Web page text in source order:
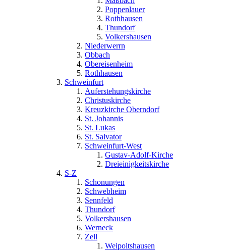
Poppenlauer
Rothhausen
Thundorf
Volkershausen
Niederwerrn
Obbach
Obereisenheim
Rothhausen
Schweinfurt
Auferstehungskirche
Christuskirche
Kreuzkirche Oberndorf
St. Johannis
St. Lukas
St. Salvator
Schweinfurt-West
Gustav-Adolf-Kirche
Dreieinigkeitskirche
S-Z
Schonungen
Schwebheim
Sennfeld
Thundorf
Volkershausen
Werneck
Zell
Weipoltshausen